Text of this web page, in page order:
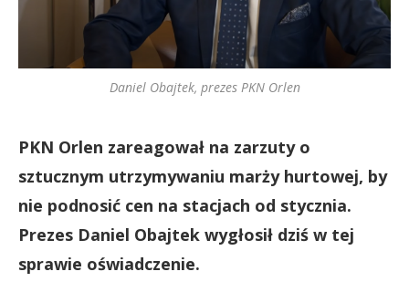
Daniel Obajtek, prezes PKN Orlen
PKN Orlen zareagował na zarzuty o
sztucznym utrzymywaniu marży hurtowej, by
nie podnosić cen na stacjach od stycznia.
Prezes Daniel Obajtek wygłosił dziś w tej
sprawie oświadczenie.